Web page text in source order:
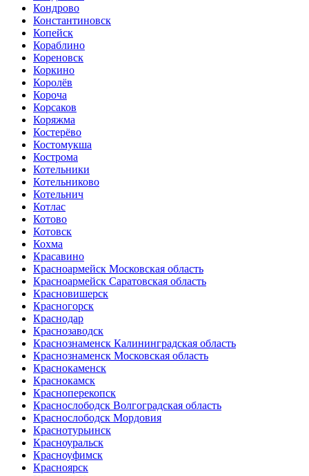
Кондрово
Константиновск
Копейск
Кораблино
Кореновск
Коркино
Королёв
Короча
Корсаков
Коряжма
Костерёво
Костомукша
Кострома
Котельники
Котельниково
Котельнич
Котлас
Котово
Котовск
Кохма
Красавино
Красноармейск Московская область
Красноармейск Саратовская область
Красновишерск
Красногорск
Краснодар
Краснозаводск
Краснознаменск Калининградская область
Краснознаменск Московская область
Краснокаменск
Краснокамск
Красноперекопск
Краснослободск Волгоградская область
Краснослободск Мордовия
Краснотурьинск
Красноуральск
Красноуфимск
Красноярск